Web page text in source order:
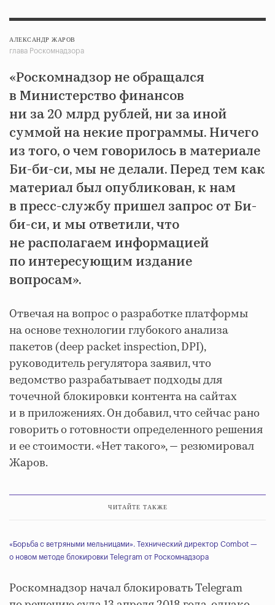
АЛЕКСАНДР ЖАРОВ
глава Роскомнадзора
«Роскомнадзор не обращался
в Министерство финансов
ни за 20 млрд рублей, ни за иной
суммой на некие программы. Ничего
из того, о чем говорилось в материале
Би-би-си, мы не делали. Перед тем как
материал был опубликован, к нам
в пресс-службу пришел запрос от Би-
би-си, и мы ответили, что
не располагаем информацией
по интересующим издание
вопросам».
Отвечая на вопрос о разработке платформы
на основе технологии глубокого анализа
пакетов (deep packet inspection, DPI),
руководитель регулятора заявил, что
ведомство разрабатывает подходы для
точечной блокировки контента на сайтах
и в приложениях. Он добавил, что сейчас рано
говорить о готовности определенного решения
и ее стоимости. «Нет такого», — резюмировал
Жаров.
ЧИТАЙТЕ ТАКЖЕ
«Борьба с ветряными мельницами». Технический директор Combot —
о новом методе блокировки Telegram от Роскомнадзора
Роскомнадзор начал блокировать Telegram